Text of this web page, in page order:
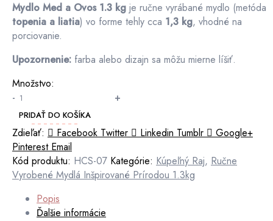
Mydlo Med a Ovos 1.3 kg je ručne vyrábané mydlo (metóda
topenia a liatia) vo forme tehly cca 1,3 kg, vhodné na
porciovanie.
Upozornenie: farba alebo dizajn sa môžu mierne líšiť.
Množstvo:
- množstvo
Mydlo
Med
a
Ovos
1.3
kg
ručne
+
PRIDAŤ DO KOŠÍKA
Zdieľať: Facebook Twitter Linkedin Tumblr
Google+
Pinterest Email
Kód produktu: HCS-07 Kategórie: Kúpeľný Raj, Ručne
Vyrobené Mydlá Inšpirované Prírodou 1.3kg
Popis
Ďalšie informácie